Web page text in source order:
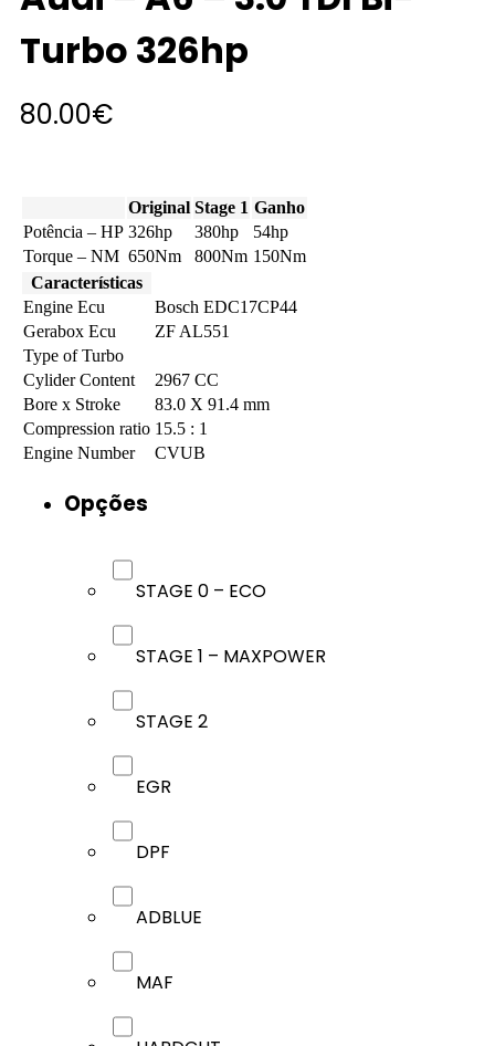
Turbo 326hp
80.00€
Original Stage 1 Ganho
Potência – HP 326hp 380hp
54hp
Torque – NM 650Nm 800Nm 150Nm
Características
Engine Ecu
Bosch EDC17CP44
Gerabox Ecu
ZF AL551
Type of Turbo
Cylider Content
2967 CC
Bore x Stroke
83.0 X 91.4 mm
Compression ratio 15.5 : 1
Engine Number
CVUB
Opções
STAGE 0 – ECO
STAGE 1 – MAXPOWER
STAGE 2
EGR
DPF
ADBLUE
MAF